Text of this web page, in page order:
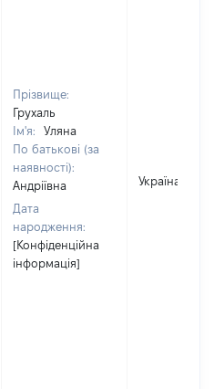
Прізвище:
Грухаль
Ім'я:
Уляна
По батькові (за
наявності):
Андріївна
Дата
народження:
[Конфіденційна
інформація]
Україна